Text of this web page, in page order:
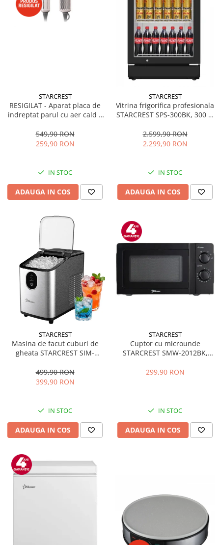
STARCREST
RESIGILAT - Aparat placa de
indreptat parul cu aer cald 2
1300 W, Uscare si indreptare,
Afisaj LCD, Tehnologie cu ioni
549,90 RON
259,90 RON
IN STOC
ADAUGA IN COS
STARCREST
Vitrina frigorifica profesionala
STARCREST SPS-300BK, 300 L,
LED, H 169.5 cm, Negru
2.599,90 RON
2.299,90 RON
IN STOC
ADAUGA IN COS
STARCREST
Masina de facut cuburi de
gheata STARCREST SIM-
12Kg/24h, Cos gheata
detasabil, Rezervor apa 0.8 l,
499,90 RON
399,90 RON
IN STOC
ADAUGA IN COS
STARCREST
Cuptor cu microunde
STARCREST SMW-2012BK,
mecanic, 6 Trepte de putere,
299,90 RON
IN STOC
ADAUGA IN COS